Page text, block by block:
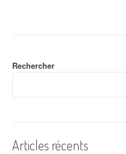
Rechercher
Articles récents